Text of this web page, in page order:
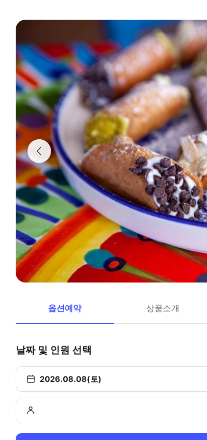
옵션예약 상품소개
날짜 및 인원 선택
2026.08.08(토)